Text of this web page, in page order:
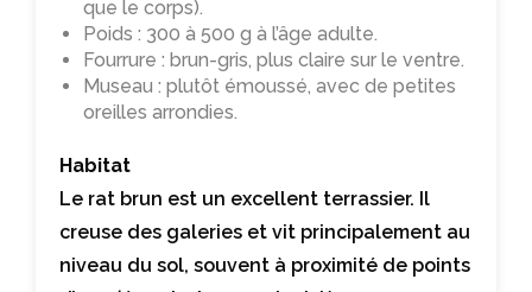
que le corps).
Poids : 300 à 500 g à l’âge adulte.
Fourrure : brun-gris, plus claire sur le ventre.
Museau : plutôt émoussé, avec de petites
oreilles arrondies.
Habitat
Le rat brun est un excellent terrassier. Il
creuse des galeries et vit principalement au
niveau du sol, souvent à proximité de points